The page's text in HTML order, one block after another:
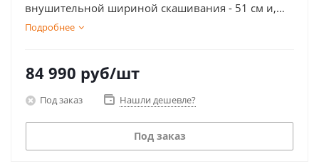
внушительной шириной скашивания - 51 см и,
благодаря этому, подходит для использования на
Подробнее
84 990 руб/шт
Под заказ Нашли дешевле?
Под заказ